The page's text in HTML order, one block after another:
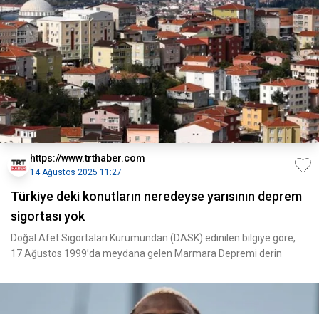
https://www.trthaber.com
14 Ağustos 2025 11:27
Türkiye deki konutların neredeyse yarısının deprem
sigortası yok
Doğal Afet Sigortaları Kurumundan (DASK) edinilen bilgiye göre,
17 Ağustos 1999’da meydana gelen Marmara Depremi derin